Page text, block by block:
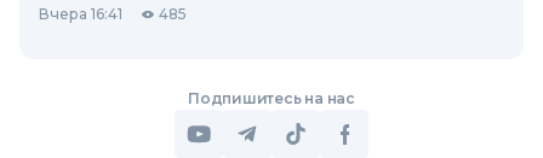
Вчера 16:41 485
Подпишитесь на нас